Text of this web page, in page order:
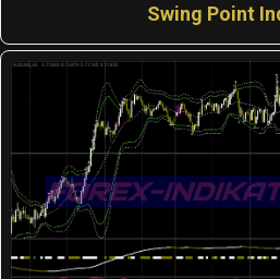
Swing Point